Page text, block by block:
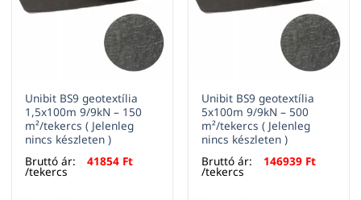
Unibit BS9 geotextília
1,5x100m 9/9kN – 150
m²/tekercs ( Jelenleg
nincs készleten )
Bruttó ár:
41854 Ft
/tekercs
Unibit BS9 geotextília
5x100m 9/9kN – 500
m²/tekercs ( Jelenleg
nincs készleten )
Bruttó ár:
146939 Ft
/tekercs